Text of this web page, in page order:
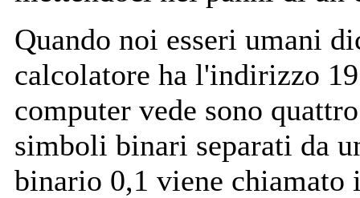
Quando noi esseri umani
calcolatore ha l'indirizzo
computer vede sono
simboli binari separati da
binario 0,1 viene